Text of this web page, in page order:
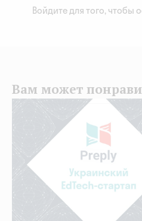
Войдите для того, чтобы
Вам может